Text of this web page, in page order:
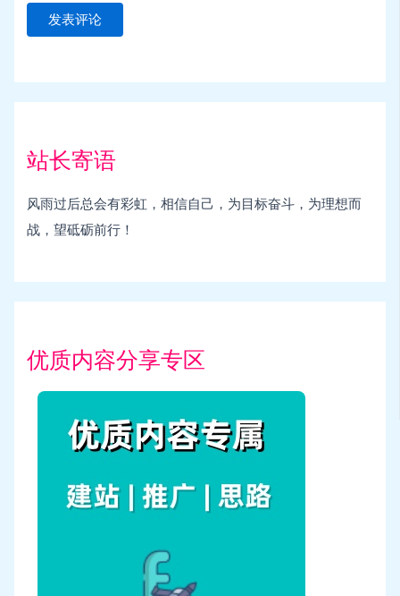
站长寄语
风雨过后总会有彩虹，相信自己，为目标奋斗，为理想而
战，望砥砺前行！
优质内容分享专区